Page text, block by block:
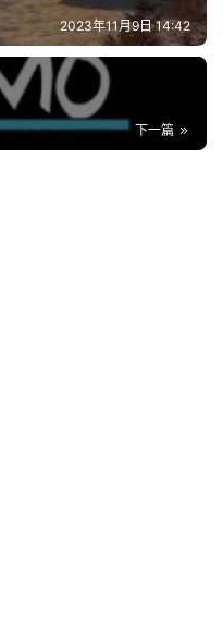
2023年11月9日 14:42
下一篇